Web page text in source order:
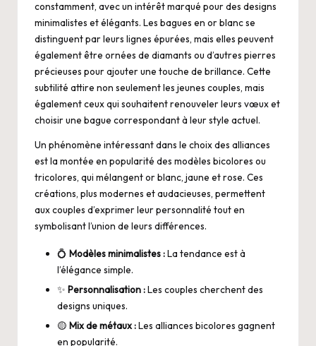
constamment, avec un intérêt marqué pour des designs
minimalistes et élégants. Les bagues en or blanc se
distinguent par leurs lignes épurées, mais elles peuvent
également être ornées de diamants ou d’autres pierres
précieuses pour ajouter une touche de brillance. Cette
subtilité attire non seulement les jeunes couples, mais
également ceux qui souhaitent renouveler leurs vœux et
choisir une bague correspondant à leur style actuel.
Un phénomène intéressant dans le choix des alliances
est la montée en popularité des modèles bicolores ou
tricolores, qui mélangent or blanc, jaune et rose. Ces
créations, plus modernes et audacieuses, permettent
aux couples d’exprimer leur personnalité tout en
symbolisant l’union de leurs différences.
💍 Modèles minimalistes :La tendance est à
l’élégance simple.
✨ Personnalisation :Les couples cherchent des
designs uniques.
🟡 Mix de métaux :Les alliances bicolores gagnent
en popularité.